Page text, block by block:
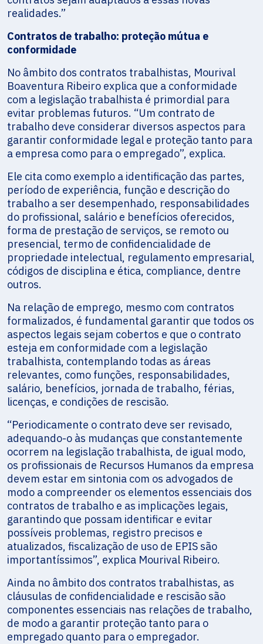
realidades.”
Contratos de trabalho: proteção mútua e
conformidade
No âmbito dos contratos trabalhistas, Mourival
Boaventura Ribeiro explica que a conformidade
com a legislação trabalhista é primordial para
evitar problemas futuros. “Um contrato de
trabalho deve considerar diversos aspectos para
garantir conformidade legal e proteção tanto para
a empresa como para o empregado”, explica.
Ele cita como exemplo a identificação das partes,
período de experiência, função e descrição do
trabalho a ser desempenhado, responsabilidades
do profissional, salário e benefícios oferecidos,
forma de prestação de serviços, se remoto ou
presencial, termo de confidencialidade de
propriedade intelectual, regulamento empresarial,
códigos de disciplina e ética, compliance, dentre
outros.
Na relação de emprego, mesmo com contratos
formalizados, é fundamental garantir que todos os
aspectos legais sejam cobertos e que o contrato
esteja em conformidade com a legislação
trabalhista, contemplando todas as áreas
relevantes, como funções, responsabilidades,
salário, benefícios, jornada de trabalho, férias,
licenças, e condições de rescisão.
“Periodicamente o contrato deve ser revisado,
adequando-o às mudanças que constantemente
ocorrem na legislação trabalhista, de igual modo,
os profissionais de Recursos Humanos da empresa
devem estar em sintonia com os advogados de
modo a compreender os elementos essenciais dos
contratos de trabalho e as implicações legais,
garantindo que possam identificar e evitar
possíveis problemas, registro precisos e
atualizados, fiscalização de uso de EPIS são
importantíssimos”, explica Mourival Ribeiro.
Ainda no âmbito dos contratos trabalhistas, as
cláusulas de confidencialidade e rescisão são
componentes essenciais nas relações de trabalho,
de modo a garantir proteção tanto para o
empregado quanto para o empregador.